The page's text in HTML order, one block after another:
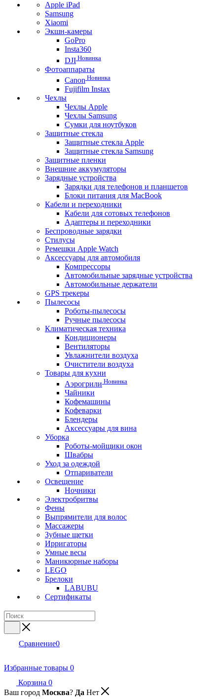
Apple iPad
Samsung
Xiaomi
Экшн-камеры
GoPro
Insta360
DJI Новинка
Фотоаппараты
Canon Новинка
Fujifilm Instax
Чехлы
Чехлы Apple
Чехлы Samsung
Сумки для ноутбуков
Защитные стекла
Защитные стекла Apple
Защитные стекла Samsung
Защитные пленки
Внешние аккумуляторы
Зарядные устройства
Зарядки для телефонов и планшетов
Блоки питания для MacBook
Кабели и переходники
Кабели для сотовых телефонов
Адаптеры и переходники
Беспроводные зарядки
Стилусы
Ремешки Apple Watch
Аксессуары для автомобиля
Компрессоры
Автомобильные зарядные устройства
Автомобильные держатели
GPS трекеры
Пылесосы
Роботы-пылесосы
Ручные пылесосы
Климатическая техника
Кондиционеры
Вентиляторы
Увлажнители воздуха
Очистители воздуха
Товары для кухни
Аэрогрили Новинка
Чайники
Кофемашины
Кофеварки
Блендеры
Аксессуары для вина
Уборка
Роботы-мойщики окон
Швабры
Уход за одеждой
Отпариватели
Освещение
Ночники
Электробритвы
Фены
Выпрямители для волос
Массажеры
Зубные щетки
Ирригаторы
Умные весы
Маникюрные наборы
LEGO
Брелоки
LABUBU
Сертификаты
Сравнение0
Избранные товары 0
Корзина 0
Ваш город Москва? Да Нет